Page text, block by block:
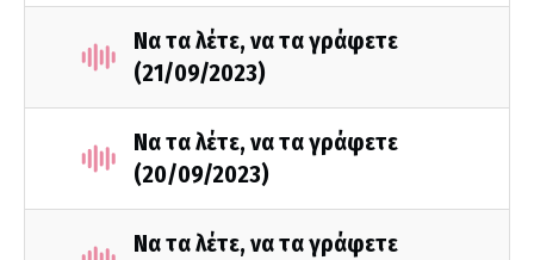
Να τα λέτε, να τα γράφετε
(21/09/2023)
Να τα λέτε, να τα γράφετε
(20/09/2023)
Να τα λέτε, να τα γράφετε